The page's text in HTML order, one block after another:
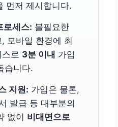
먼저 제시합니다.
로세스: 불필요한
모바일 환경에 최
로 3분 이내 가입
습니다.
지원: 가입은 물론,
발급 등 대부분의
없이 비대면으로